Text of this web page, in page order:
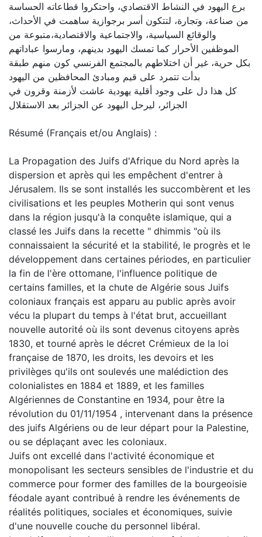
برع اليهود في النشاط الاقتصادي، واحتكروا قطاعاته الحساسة
من صناعة، وتجارة، لتتكون أسر برجوازية ساهمت في الأحداث،
والوقائع السياسية، والاجتماعية والاقتصادية،متبوعة من
الموظفين الأحرار كما تمسك اليهود بدينهم، ومارسوا عباداتهم
بكل حرية، غير أن اختلاطهم بالمجتمع الفرنسي كون منهم طبقة
بدأت تتمرد على قيم ومبادئ المحافظين من اليهود
كل هذا دل على وجود أقلية يهودية عاشت لأزمنة وقرون في
الجزائر، ليرحل اليهود عن الجزائر بعد الاستقلال
Résumé (Français et/ou Anglais) :
La Propagation des Juifs d'Afrique du Nord après la
dispersion et après qui les empêchent d'entrer à
Jérusalem. Ils se sont installés les succombèrent et les
civilisations et les peuples Motherin qui sont venus
dans la région jusqu'à la conquête islamique, qui a
classé les Juifs dans la recette " dhimmis "où ils
connaissaient la sécurité et la stabilité, le progrès et le
développement dans certaines périodes, en particulier
la fin de l'ère ottomane, l'influence politique de
certains familles, et la chute de Algérie sous Juifs
coloniaux français est apparu au public après avoir
vécu la plupart du temps à l'état brut, accueillant
nouvelle autorité où ils sont devenus citoyens après
1830, et tourné après le décret Crémieux de la loi
française de 1870, les droits, les devoirs et les
privilèges qu'ils ont soulevés une malédiction des
colonialistes en 1884 et 1889, et les familles
Algériennes de Constantine en 1934, pour être la
révolution du 01/11/1954 , intervenant dans la présence
des juifs Algériens ou de leur départ pour la Palestine,
ou se déplaçant avec les coloniaux.
Juifs ont excellé dans l'activité économique et
monopolisant les secteurs sensibles de l'industrie et du
commerce pour former des familles de la bourgeoisie
féodale ayant contribué à rendre les événements de
réalités politiques, sociales et économiques, suivie
d'une nouvelle couche du personnel libéral.